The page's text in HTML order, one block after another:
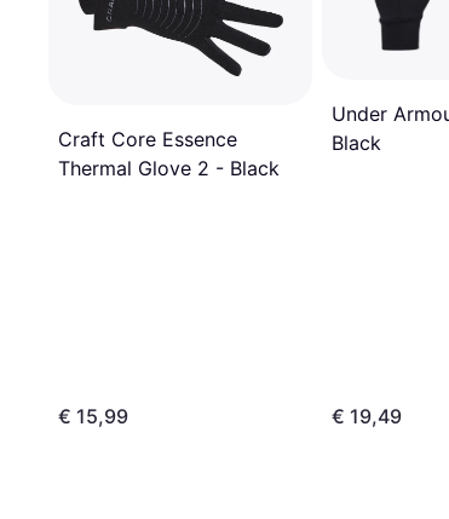
Craft Core Essence
Thermal Glove 2 - Black
€ 15,99
Under
Black
€ 19,49